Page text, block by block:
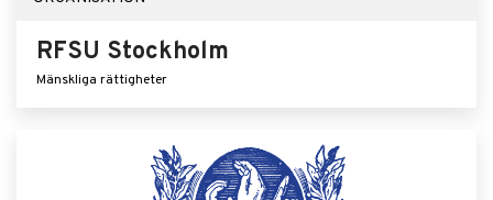
RFSU Stockholm
Mänskliga rättigheter